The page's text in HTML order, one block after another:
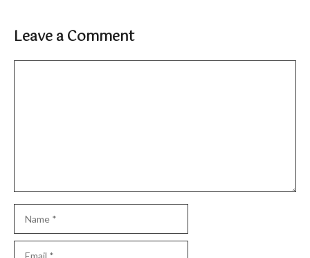
Leave a Comment
Comment
Name
Email